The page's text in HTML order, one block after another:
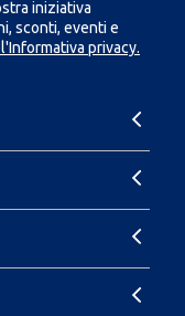
iniziativa
sconti, eventi e
privacy.